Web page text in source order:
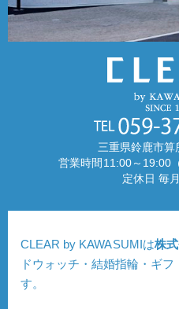
三重県鈴鹿市算
営業時間11:00～19:00
定休日 毎
CLEAR by KAWASUMIは株
ドウォッチ・結婚指輪・ギ
す。